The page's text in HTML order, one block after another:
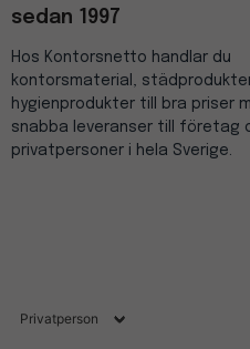
sedan 1997
Hos Kontorsnetto handlar du
kontorsmaterial,
hygienprodukter till bra priser
snabba leveranser till företag
privatpersoner i hela Sverige.